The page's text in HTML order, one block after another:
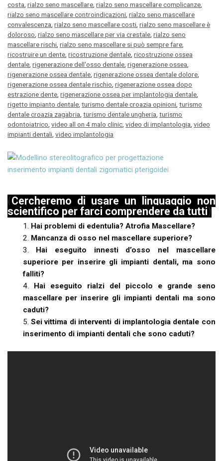
costa,rialzo seno mascellare,rialzo seno mascellare complicanze,
rialzo seno mascellare controindicazioni,rialzo seno mascellare
convalescenza,rialzo seno mascellare costi,rialzo seno mascellare è
doloroso,rialzo seno mascellare per via crestale,rialzo seno
mascellare rischi,rialzo seno mascellare si può sempre fare,
ricostruire un dente,ricostruzione dentale,ricostruzione ossea
dentale,rigenerazione dell'osso dentale,rigenerazione ossea,
rigenerazione ossea dentale,rigenerazione ossea dentale dolore,
rigenerazione ossea dentale rischio,rigenerazione ossea dopo
estrazione dente,rigenerazione ossea per implantologia dentale,
rigetto impianto dentale,turismo dentale croazia opinioni,turismo
dentale croazia zagabria,turismo dentale ungheria,turismo
odontoiatrico,video all on 4 malo clinic,video di implantologia,video
impianti dentali,video implantologia
(Cercheremo di usare un linguaggio non
scientifico per farci comprendere da tutti)
Hai problemi di edentulia? Atrofia Mascellare?
Mancanza di osso nel mascellare superiore?
Hai eseguito innesti d’osso nel mascellare
superiore per inserire gli impianti dentali, ma sono
falliti?
Hai eseguito rialzi del piccolo e grande seno
mascellare per inserire gli impianti dentali ma sono
caduti?
Sei vittima di interventi di implantologia dentale con
inserimento di impianti dentali che sono caduti?